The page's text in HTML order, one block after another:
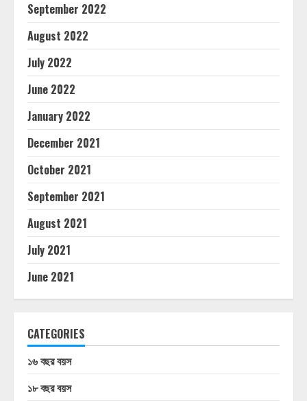
September 2022
August 2022
July 2022
June 2022
January 2022
December 2021
October 2021
September 2021
August 2021
July 2021
June 2021
CATEGORIES
১৬ বছর বয়স
১৮ বছর বয়স